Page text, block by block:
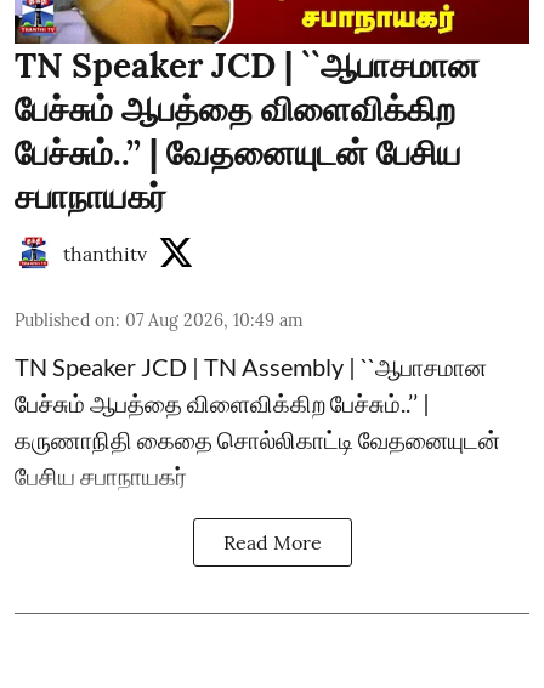
TN Speaker JCD | ``ஆபாசமான
பேச்சும் ஆபத்தை விளைவிக்கிற
பேச்சும்..’’ | வேதனையுடன் பேசிய
சபாநாயகர்
thanthitv
Published on: 07 Aug 2026, 10:49 am
TN Speaker JCD | TN Assembly | ``ஆபாசமான
பேச்சும் ஆபத்தை விளைவிக்கிற பேச்சும்..’’ |
கருணாநிதி கைதை சொல்லிகாட்டி வேதனையுடன்
பேசிய சபாநாயகர்
Read More